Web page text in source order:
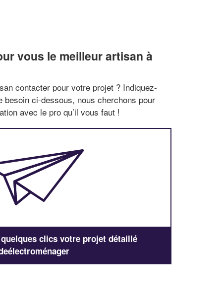
vous le meilleur artisan à
contacter pour votre projet ? Indiquez-
besoin ci-dessous, nous cherchons pour
avec le pro qu’il vous faut !
clics votre projet détaillé